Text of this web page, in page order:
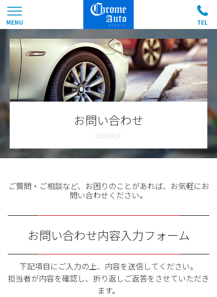
お問い合わせ
ご質問・ご相談など、お困りのことがあれば、お気軽にお
問い合わせください。
お問い合わせ内容入力フォーム
下記項目にご入力の上、内容を送信してください。
担当者が内容を確認し、折り返しご返答をさせていただき
ます。